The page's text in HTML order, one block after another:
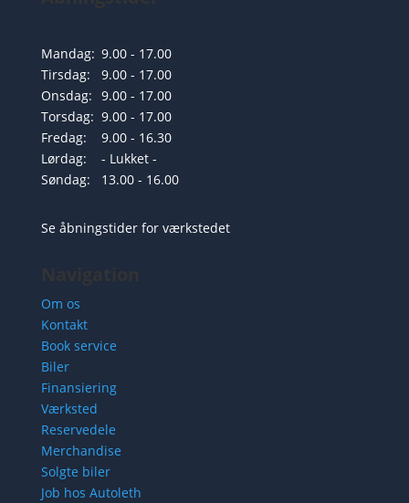
Mandag: 9.00 - 17.00
Tirsdag:
9.00 - 17.00
Onsdag: 9.00 - 17.00
Torsdag: 9.00 - 17.00
Fredag:
9.00 - 16.30
Lørdag:
- Lukket -
Søndag:
13.00 - 16.00
Se åbningstider for værkstedet
Om os
Kontakt
Book service
Biler
Finansiering
Værksted
Reservedele
Merchandise
Solgte biler
Job hos Autoleth